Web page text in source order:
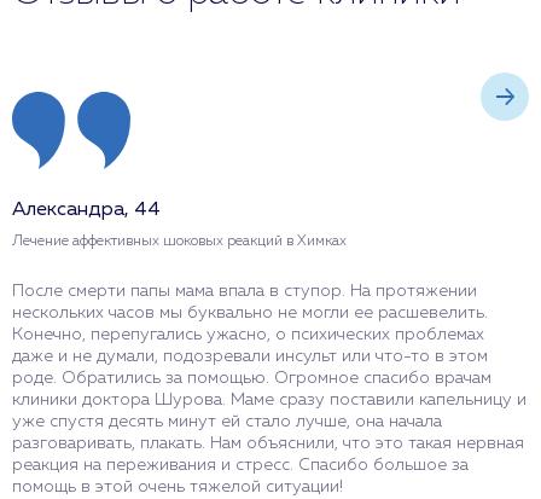
Александра, 44
Лечение аффективных шоковых реакций в Химках
После смерти папы мама впала в ступор. На протяжении
нескольких часов мы буквально не могли ее расшевелить.
Конечно, перепугались ужасно, о психических проблемах
даже и не думали, подозревали инсульт или что-то в этом
роде. Обратились за помощью. Огромное спасибо врачам
клиники доктора Шурова. Маме сразу поставили капельницу и
уже спустя десять минут ей стало лучше, она начала
разговаривать, плакать. Нам объяснили, что это такая нервная
реакция на переживания и стресс. Спасибо большое за
помощь в этой очень тяжелой ситуации!